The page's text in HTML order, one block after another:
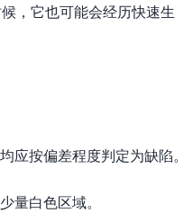
，它也可能会经历快速生
应按偏差程度判定为缺陷
量白色区域。